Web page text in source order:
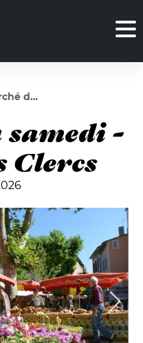
- Place des Clercs
-
Clercs